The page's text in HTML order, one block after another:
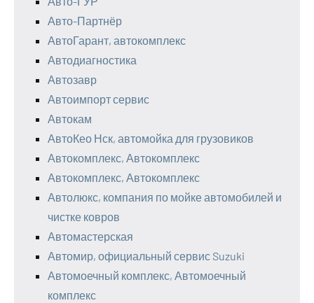
Авто-Партнёр
АвтоГарант, автокомплекс
Автодиагностика
Автозавр
Автоимпорт сервис
Автокам
АвтоКео Нск, автомойка для грузовиков
Автокомплекс, Автокомплекс
Автокомплекс, Автокомплекс
Автолюкс, компания по мойке автомобилей и
чистке ковров
Автомастерская
Автомир, официальный сервис Suzuki
Автомоечный комплекс, Автомоечный
комплекс